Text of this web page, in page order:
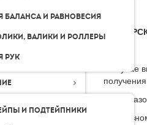
В
Для
В
баланса и равновесия
валики и роллеры
рук
и подтейпники